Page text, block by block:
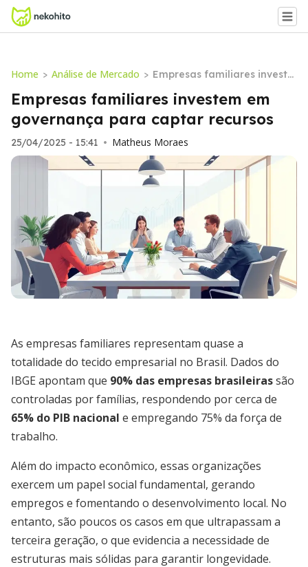
Home > Análise de Mercado > Empresas familiares investe
m em governança para capt
ar recursos
Empresas familiares investem em
governança para captar recursos
25/04/2025 - 15:41 • Matheus Moraes
As empresas familiares representam quase a
totalidade do tecido empresarial no Brasil. Dados do
IBGE apontam que 90% das empresas brasileirassão
controladas por famílias, respondendo por cerca de
65% do PIB nacional e empregando 75% da força de
trabalho.
Além do impacto econômico, essas organizações
exercem um papel social fundamental, gerando
empregos e fomentando o desenvolvimento local. No
entanto, são poucos os casos em que ultrapassam a
terceira geração, o que evidencia a necessidade de
estruturas mais sólidas para garantir longevidade.